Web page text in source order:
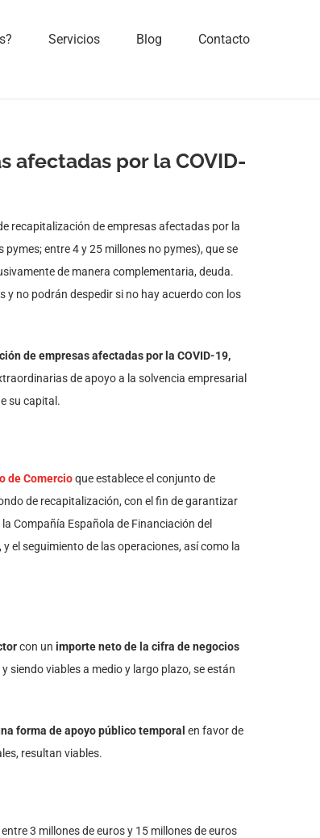
Servicios Blog Contacto
afectadas por la COVID-
recapitalización de empresas afectadas por la
entre 4 y 25 millones no pymes), que se
de manera complementaria, deuda.
no podrán despedir si no hay acuerdo con los
de empresas afectadas por la COVID-19,
de apoyo a la solvencia empresarial
su capital.
de Comercioque establece el conjunto de
de recapitalización, con el fin de garantizar
la Compañía Española de Financiación del
el seguimiento de las operaciones, así como la
con un importe neto de la cifra de negocios
siendo viables a medio y largo plazo, se están
forma de apoyo público temporal en favor de
resultan viables.
3 millones de euros y 15 millones de euros